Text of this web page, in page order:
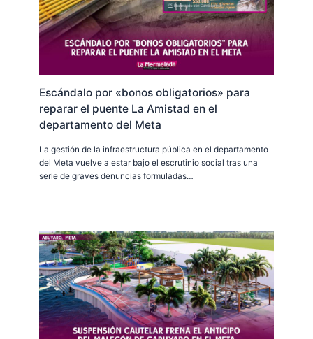
Escándalo por «bonos obligatorios» para
reparar el puente La Amistad en el
departamento del Meta
La gestión de la infraestructura pública en el departamento
del Meta vuelve a estar bajo el escrutinio social tras una
serie de graves denuncias formuladas…